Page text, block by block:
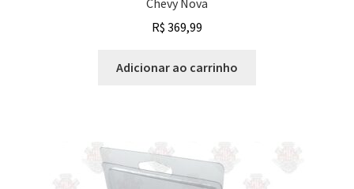
R$ 369,99
Adicionar ao carrinho